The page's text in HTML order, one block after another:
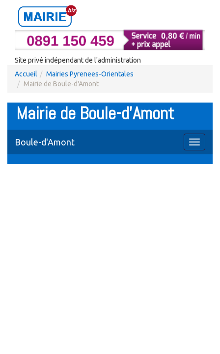
Site privé indépendant de l'administration
Accueil
Mairies Pyrenees-Orientales
Mairie de Boule-d'Amont
Mairie de Boule-d'Amont
Toggle
Boule-d'Amont